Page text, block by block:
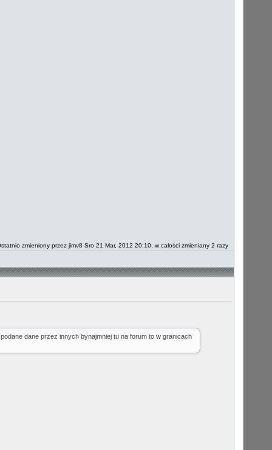
zmieniony przez jimv8 Sro 21 Mar, 2012 20:10, w całości zmieniany 2 razy
dane przez innych bynajmniej tu na forum to w granicach